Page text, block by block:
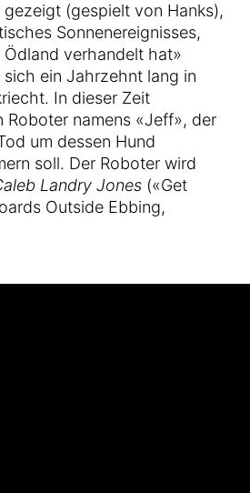
(gespielt von Hanks),
Sonnenereignisses,
Ödland verhandelt hat»
ein Jahrzehnt lang in
In dieser Zeit
Roboter namens «Jeff», der
um dessen Hund
soll. Der Roboter wird
Landry Jones («Get
Outside Ebbing,